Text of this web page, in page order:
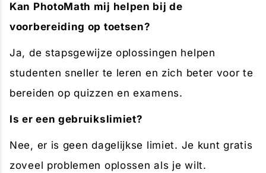
Kan PhotoMath mij helpen bij de
voorbereiding op toetsen?
Ja, de stapsgewijze oplossingen helpen
studenten sneller te leren en zich beter voor te
bereiden op quizzen en examens.
Is er een gebruikslimiet?
Nee, er is geen dagelijkse limiet. Je kunt gratis
zoveel problemen oplossen als je wilt.